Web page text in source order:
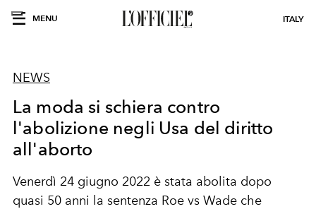
MENU ITALY
NEWS
La moda si schiera contro
l'abolizione negli Usa del diritto
all'aborto
Venerdì 24 giugno 2022 è stata abolita dopo
quasi 50 anni la sentenza Roe vs Wade che